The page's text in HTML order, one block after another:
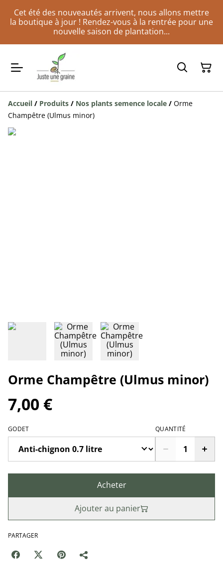
Cet été des nouveautés arrivent, nous allons mettre
la boutique à jour ! Rendez-vous à la rentrée pour une
nouvelle saison de plantation...
Accueil / Produits / Nos plants semence locale / Orme
Champêtre (Ulmus minor)
Orme Champêtre (Ulmus minor)
7,00 €
GODET QUANTITÉ
Acheter
Ajouter au panier
PARTAGER